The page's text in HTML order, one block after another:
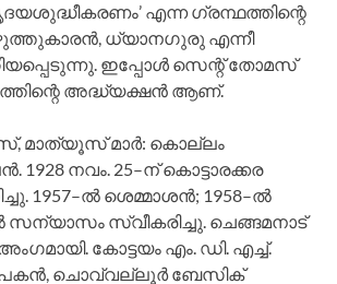
എന്ന ഗ്രന്ഥത്തിന്റെ
ധ്യാനഗുരു എന്നീ
ഇപ്പോള്‍ സെന്റ്‌ തോമസ്‌
അദ്ധ്യക്ഷന്‍ ആണ്‌.
മാത്യൂസ്‌ മാര്‍: കൊല്ലം
1928 നവം. 25–ന്‌ കൊട്ടാരക്കര
1957–ല്‍ ശെമ്മാശന്‍; 1958–ല്‍
സന്യാസം സ്വീകരിച്ചു. ചെങ്ങമനാട്‌
കോട്ടയം എം. ഡി. എച്ച്‌.
ചൊവ്വല്ലൂര്‍ ബേസിക്‌